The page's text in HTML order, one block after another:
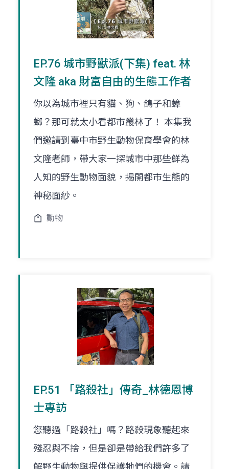
EP.76 城市野獸派(下集) feat. 林
文隆 aka 財富自由的生態工作者
你以為城市裡只有貓、狗、鴿子和蟑
螂？那可就太小看都市叢林了！ 本集我
們邀請到臺中市野生動物保育學會的林
文隆老師，帶大家一探城市中那些鮮為
人知的野生動物面貌，揭開都市生態的
神秘面紗。
動物
EP.51 「路殺社」傳奇_林德恩博
士專訪
您聽過「路殺社」嗎？路殺現象聽起來
殘忍與不捨，但是卻是帶給我們許多了
解野生動物與提供保護牠們的機會。請